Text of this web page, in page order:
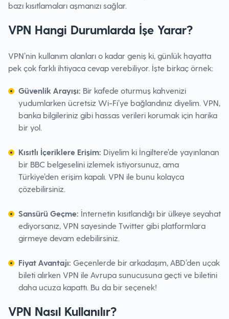
bazı kısıtlamaları aşmanızı sağlar.
VPN Hangi Durumlarda İşe Yarar?
VPN’nin kullanım alanları o kadar geniş ki, günlük hayatta
pek çok farklı ihtiyaca cevap verebiliyor. İşte birkaç örnek:
Güvenlik Arayışı: Bir kafede oturmuş kahvenizi
yudumlarken ücretsiz Wi-Fi’ye bağlandınız diyelim. VPN,
banka bilgileriniz gibi hassas verileri korumak için harika
bir yol.
Kısıtlı İçeriklere Erişim: Diyelim ki İngiltere’de yayınlanan
bir BBC belgeselini izlemek istiyorsunuz, ama
Türkiye’den erişim kapalı. VPN ile bunu kolayca
çözebilirsiniz.
Sansürü Geçme: İnternetin kısıtlandığı bir ülkeye seyahat
ediyorsanız, VPN sayesinde Twitter gibi platformlara
girmeye devam edebilirsiniz.
Fiyat Avantajı: Geçenlerde bir arkadaşım, ABD’den uçak
bileti alırken VPN ile Avrupa sunucusuna geçti ve biletini
daha ucuza kapattı. Bu da bir seçenek!
VPN Nasıl Kullanılır?